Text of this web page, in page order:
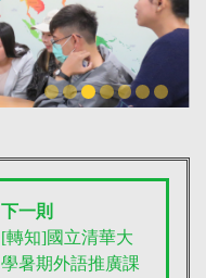
下一則
[轉知]國立清華大
學暑期外語推廣課